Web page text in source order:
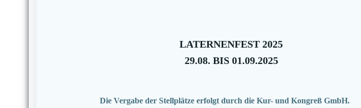
LATERNENFEST 2025
29.08. BIS 01.09.2025
Die Vergabe der Stellplätze erfolgt durch die Kur- und Kongreß GmbH.